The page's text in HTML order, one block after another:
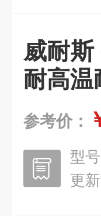
威耐
耐高温
参考价：
型号
更